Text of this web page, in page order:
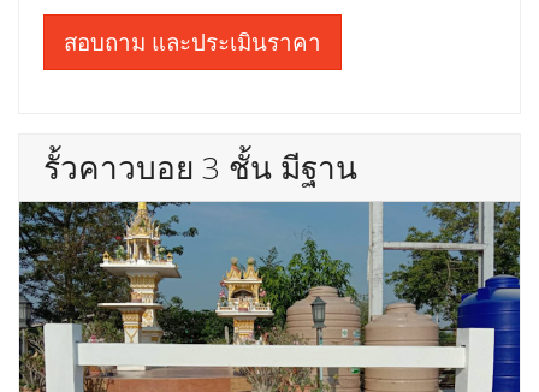
สอบถาม และประเมินราคา
รั้วคาวบอย 3 ชั้น มีฐาน